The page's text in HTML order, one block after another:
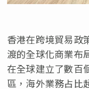
香港在跨境貿易政
渡的全球化商業布
在全球建立了數百
區，海外業務占比